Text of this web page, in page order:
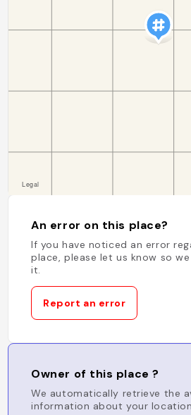
An error on this place?
If you have noticed an error
place, please let us know so
it.
Report an error
Owner of this place ?
We automatically retrieve the
information about your